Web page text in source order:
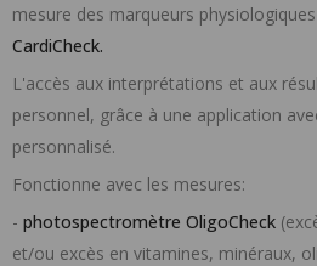
mesure des marqueurs
CardiCheck.
L'accès aux interprétations et aux
personnel, grâce à une application
personnalisé.
Fonctionne avec les mesures:
- photospectromètre OligoCheck
et/ou excès en vitamines, minéraux,